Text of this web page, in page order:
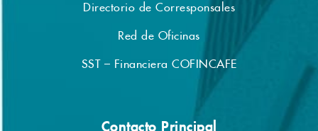
Directorio de Corresponsales
Red de Oficinas
SST – Financiera COFINCAFE
Contacto Principal